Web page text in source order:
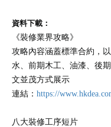
資料下載：
《裝修業界攻略》
攻略內容涵蓋標準合約，
水、前期木工、油漆、後
文並茂方式展示
連結： https://
八大裝修工序短片